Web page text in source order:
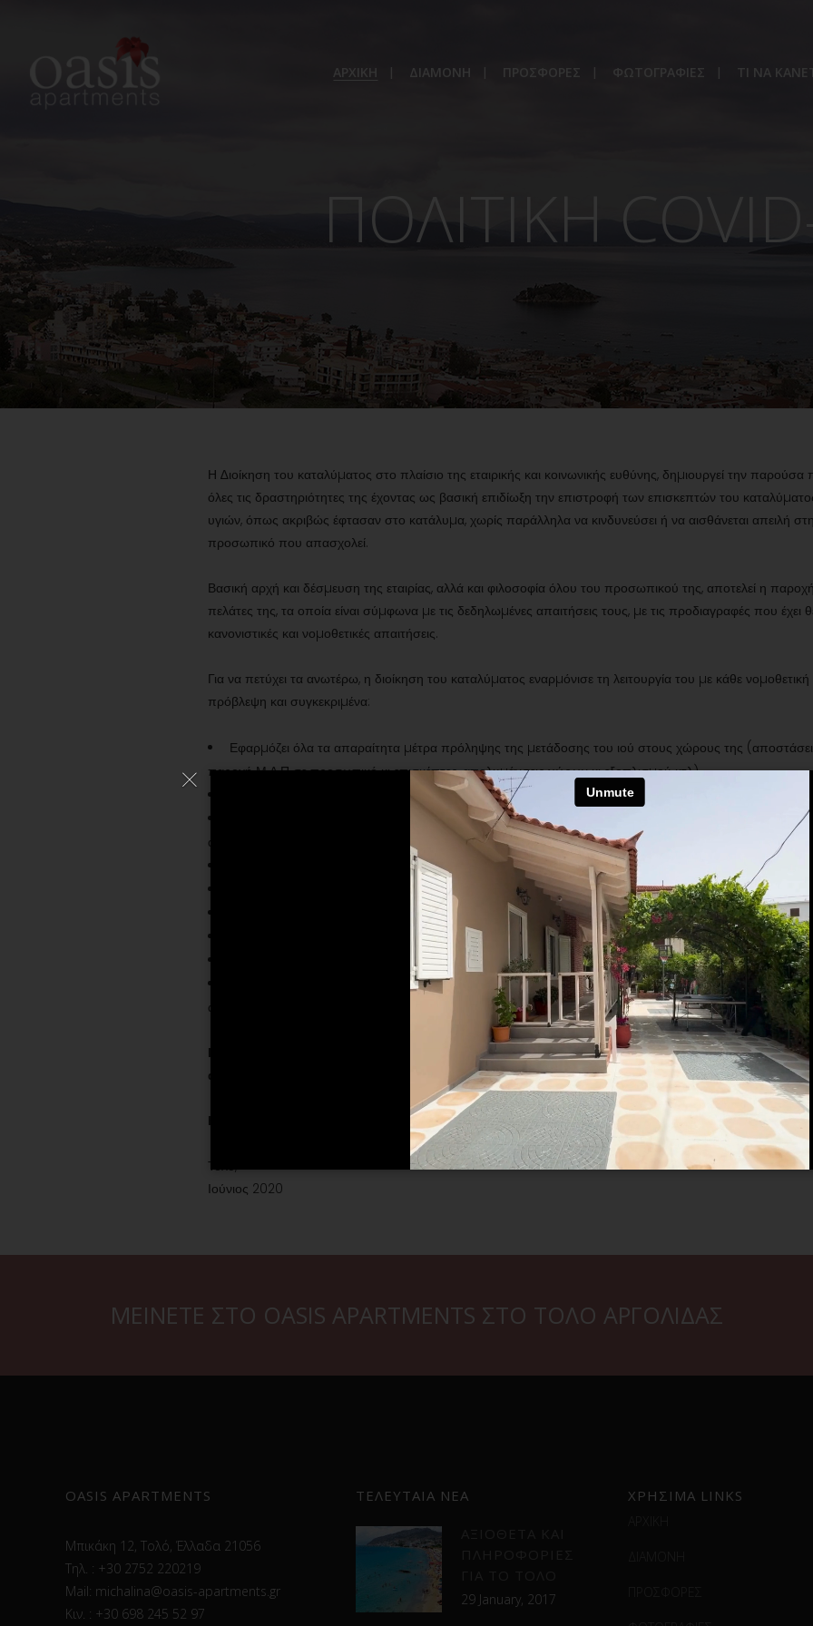
ΑΡΧΙΚΗ ΔΙΑΜΟΝΗ ΠΡΟΣΦΟΡΕΣ ΦΩΤΟΓΡΑΦΙΕΣ ΤΙ ΝΑ
ΠΟΛΙΤΙΚΗ
Η ∆ιοίκηση του καταλύµατος στο πλαίσιο της εταιρικής και κοινωνικής ευθύνης, δηµιουργεί την παρούσα
όλες τις δραστηριότητες της έχοντας ως βασική επιδίωξη την επιστροφή των επισκεπτών του
υγιών, όπως ακριβώς έφτασαν στο κατάλυµα, χωρίς παράλληλα να κινδυνεύσει ή να αισθάνεται απειλή
προσωπικό που απασχολεί.
Βασική αρχή και δέσµευση της εταιρίας, αλλά και φιλοσοφία όλου του προσωπικού της, αποτελεί η
πελάτες της, τα οποία είναι σύµφωνα µε τις δεδηλωµένες απαιτήσεις τους, µε τις προδιαγραφές που έχει
κανονιστικές και νοµοθετικές απαιτήσεις.
Για να πετύχει τα ανωτέρω, η διοίκηση του καταλύµατος εναρµόνισε τη λειτουργία του µε κάθε νοµοθετική
πρόβλεψη και συγκεκριµένα:
Εφαρµόζει όλα τα απαραίτητα µέτρα πρόληψης της µετάδοσης του ιού στους χώρους της
παροχή Μ.Α.Π σε προσωπικό κι επισκέπτες, απολυµάνσεις χώρων κι εξοπλισµού κτλ).
Εκπαιδεύεται συστηµατικά κι εκπαιδεύει διαρκώς το σύνολο του προσωπικού της σε ότι αφορά τον
αποφυγής µετάδοσης, συµπεριφορά κι ενέργειες σε περίπτωση ασθένειας κτλ).
Θέτει αυστηρά µέτρα ασφάλειας της υγείας και της ζωής των επισκεπτών και των εργαζοµένων.
Θέτει σε πρώτο πλάνο την πρόληψη
Μεριµνά κάθε στιγµή για την τεκµηρίωση της ασφάλειας του καταλύµατος
Εξασφάλισε την προβλεπόµενη πιστοποίηση «HEALTH FIRST»
∆ιαχειρίζεται κατάλληλα κι εξασφαλίζει όλους τους απαραίτητους πόρους
Παρέχει σε όλα τα ενδιαφερόµενα µέρη την πιο επικαιροποιηµένη πληροφόρηση τόσο σχετικά µε τα
ακολουθεί, όσο και µε όσα προβλέπονται να τηρηθούν από αυτά.
Προσδοκώντας τη συνεχή συµµόρφωση µε τα ανωτέρω, η εταιρία αναγνωρίζει και ανταµείβει την
ατοµική προσπάθεια, επενδύει στον άνθρωπο, σέβεται τον πελάτη και το κοινωνικό σύνολο.
Η παρούσα Πολιτική Ποιότητας ανασκοπείται κι αναθεωρείται όποτε κρίνεται απαραίτητο.
Τολό,
Ιούνιος 2020
ΜΕΙΝΕΤΕ ΣΤΟ OASIS APARTMENTS ΣΤΟ ΤΟΛΟ ΑΡΓΟΛΙΔΑΣ
OASIS APARTMENTS
Μπικάκη 12, Tολό, Έλλαδα 21056
Τηλ. : +30 2752 220219
Mail: michalina@oasis-apartments.gr
Κιν. : +30 698 245 52 97
ΤΕΛΕΥΤΑΙΑ ΝΕΑ
29 January, 2017
ΧΡΗΣΙΜΑ LINKS